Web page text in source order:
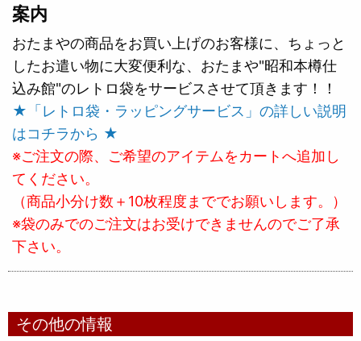
案内
おたまやの商品をお買い上げのお客様に、ちょっと
したお遣い物に大変便利な、おたまや"昭和本樽仕
込み館"のレトロ袋をサービスさせて頂きます！！
★「レトロ袋・ラッピングサービス」の詳しい説明
はコチラから ★
※ご注文の際、ご希望のアイテムをカートへ追加し
てください。
（商品小分け数＋10枚程度まででお願いします。）
※袋のみでのご注文はお受けできませんのでご了承
下さい。
その他の情報